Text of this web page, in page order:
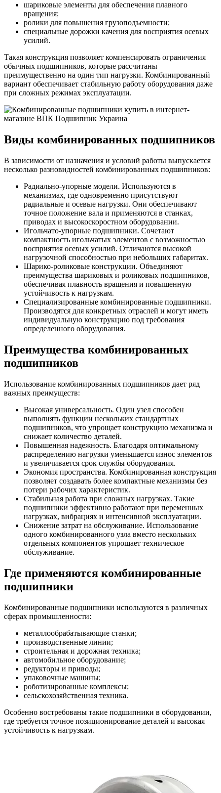
шариковые элементы для обеспечения плавного
вращения;
ролики для повышения грузоподъемности;
специальные дорожки качения для восприятия осевых
усилий.
Такая конструкция позволяет компенсировать ограничения
обычных подшипников, которые рассчитаны
преимущественно на один тип нагрузки. Комбинированный
вариант обеспечивает стабильную работу оборудования даже
при сложных режимах эксплуатации.
Виды комбинированных подшипников
В зависимости от назначения и условий работы выпускается
несколько разновидностей комбинированных подшипников:
Радиально-упорные модели. Используются в
механизмах, где одновременно присутствуют
радиальные и осевые нагрузки. Они обеспечивают
точное положение вала и применяются в станках,
приводах и высокоскоростном оборудовании.
Игольчато-упорные подшипники. Сочетают
компактность игольчатых элементов с возможностью
восприятия осевых усилий. Отличаются высокой
нагрузочной способностью при небольших габаритах.
Шарико-роликовые конструкции. Объединяют
преимущества шариковых и роликовых подшипников,
обеспечивая плавность вращения и повышенную
устойчивость к нагрузкам.
Специализированные комбинированные подшипники.
Производятся для конкретных отраслей и могут иметь
индивидуальную конструкцию под требования
определенного оборудования.
Преимущества комбинированных
подшипников
Использование комбинированных подшипников дает ряд
важных преимуществ:
Высокая универсальность. Один узел способен
выполнять функции нескольких стандартных
подшипников, что упрощает конструкцию механизма и
снижает количество деталей.
Повышенная надежность. Благодаря оптимальному
распределению нагрузки уменьшается износ элементов
и увеличивается срок службы оборудования.
Экономия пространства. Комбинированная конструкция
позволяет создавать более компактные механизмы без
потери рабочих характеристик.
Стабильная работа при сложных нагрузках. Такие
подшипники эффективно работают при переменных
нагрузках, вибрациях и интенсивной эксплуатации.
Снижение затрат на обслуживание. Использование
одного комбинированного узла вместо нескольких
отдельных компонентов упрощает техническое
обслуживание.
Где применяются комбинированные
подшипники
Комбинированные подшипники используются в различных
сферах промышленности:
металлообрабатывающие станки;
производственные линии;
строительная и дорожная техника;
автомобильное оборудование;
редукторы и приводы;
упаковочные машины;
роботизированные комплексы;
сельскохозяйственная техника.
Особенно востребованы такие подшипники в оборудовании,
где требуется точное позиционирование деталей и высокая
устойчивость к нагрузкам.